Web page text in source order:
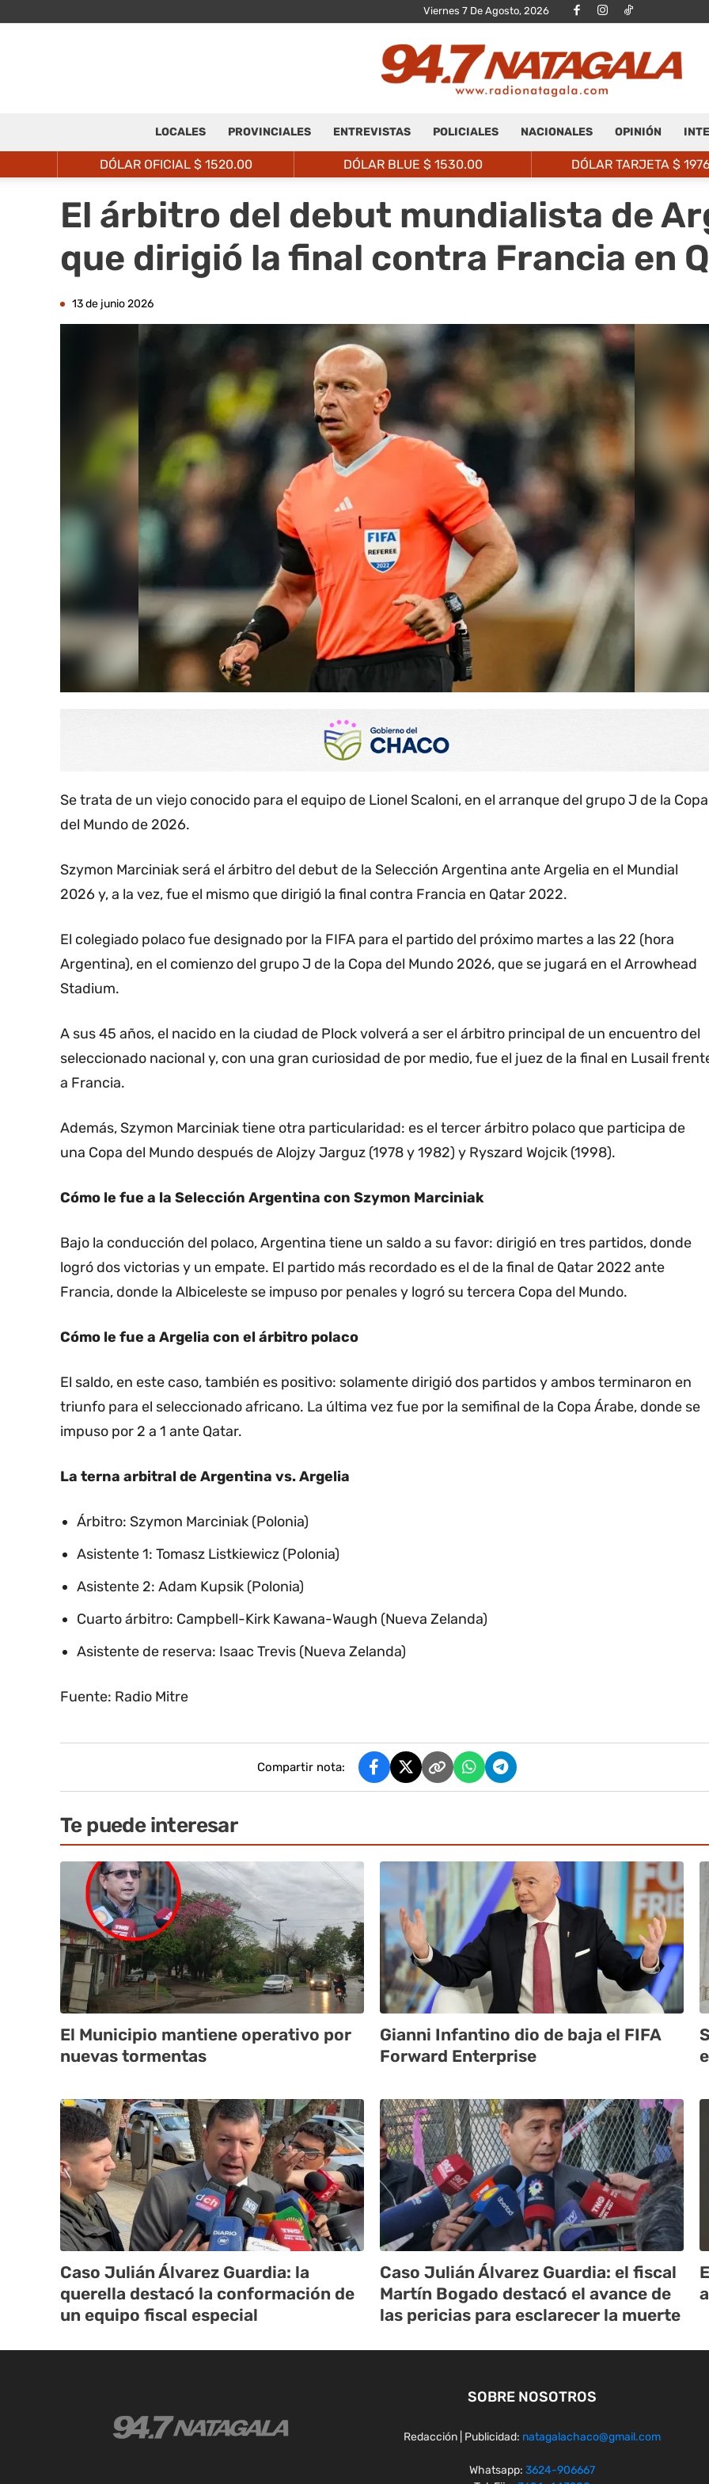
Viernes 7 De Agosto, 2026
Natagalá
LOCALES PROVINCIALES ENTREVISTAS POLICIALES NACIONALES OPINIÓN
DÓLAR OFICIAL $ 1520.00 DÓLAR BLUE $ 1530.00 DÓLAR TARJETA $
El árbitro del debut mundialista de
que dirigió la final contra Francia en
13 de junio 2026
Se trata de un viejo conocido para el equipo de Lionel Scaloni, en el arranque del grupo J de la Copa
del Mundo de 2026.
Szymon Marciniak será el árbitro del debut de la Selección Argentina ante Argelia en el Mundial
2026 y, a la vez, fue el mismo que dirigió la final contra Francia en Qatar 2022.
El colegiado polaco fue designado por la FIFA para el partido del próximo martes a las 22 (hora
Argentina), en el comienzo del grupo J de la Copa del Mundo 2026, que se jugará en el Arrowhead
Stadium.
A sus 45 años, el nacido en la ciudad de Plock volverá a ser el árbitro principal de un encuentro del
seleccionado nacional y, con una gran curiosidad de por medio, fue el juez de la final en Lusail
a Francia.
Además, Szymon Marciniak tiene otra particularidad: es el tercer árbitro polaco que participa de
una Copa del Mundo después de Alojzy Jarguz (1978 y 1982) y Ryszard Wojcik (1998).
Cómo le fue a la Selección Argentina con Szymon Marciniak
Bajo la conducción del polaco, Argentina tiene un saldo a su favor: dirigió en tres partidos, donde
logró dos victorias y un empate. El partido más recordado es el de la final de Qatar 2022 ante
Francia, donde la Albiceleste se impuso por penales y logró su tercera Copa del Mundo.
Cómo le fue a Argelia con el árbitro polaco
El saldo, en este caso, también es positivo: solamente dirigió dos partidos y ambos terminaron en
triunfo para el seleccionado africano. La última vez fue por la semifinal de la Copa Árabe, donde se
impuso por 2 a 1 ante Qatar.
La terna arbitral de Argentina vs. Argelia
Árbitro: Szymon Marciniak (Polonia)
Asistente 1: Tomasz Listkiewicz (Polonia)
Asistente 2: Adam Kupsik (Polonia)
Cuarto árbitro: Campbell-Kirk Kawana-Waugh (Nueva Zelanda)
Asistente de reserva: Isaac Trevis (Nueva Zelanda)
Fuente: Radio Mitre
Compartir nota:
Te puede interesar
El Municipio mantiene operativo por
nuevas tormentas
Gianni Infantino dio de baja el FIFA
Forward Enterprise
Caso Julián Álvarez Guardia: la
querella destacó la conformación de
un equipo fiscal especial
Caso Julián Álvarez Guardia: el fiscal
Martín Bogado destacó el avance de
las pericias para esclarecer la muerte
SOBRE NOSOTROS
Redacción | Publicidad: natagalachaco@gmail.com
Whatsapp: 3624-906667